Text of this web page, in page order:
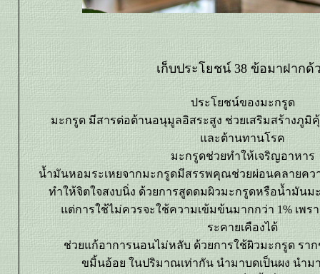
เก็บประโยชน์ 38 ข้อมาฝาก
ประโยชน์ของมะกรูด
มะกรูด มีสารต่อต้านอนุมูลอิสระสูง ช่วยเสริมสร้างภูมิ
ละต้านทานโรค
มะกรูดช่วยทำให้เจริญอาหาร
น้ำมันหอมระเหยจากมะกรูดมีสรรพคุณช่วยผ่อนคลายคว
ทำให้จิตใจสงบนิ่ง ด้วยการสูดดมผิวมะกรูดหรือน้ำมันม
ต่การใช้ไม่ควรจะใช้ความเข้มข้นมากกว่า 1% เพร
ระคายเคืองได้
ช่วยแก้อาการนอนไม่หลับ ด้วยการใช้ผิวมะกรูด ราก
ขมิ้นอ้อย ในปริมาณเท่ากัน นำมาบดเป็นผง นำม